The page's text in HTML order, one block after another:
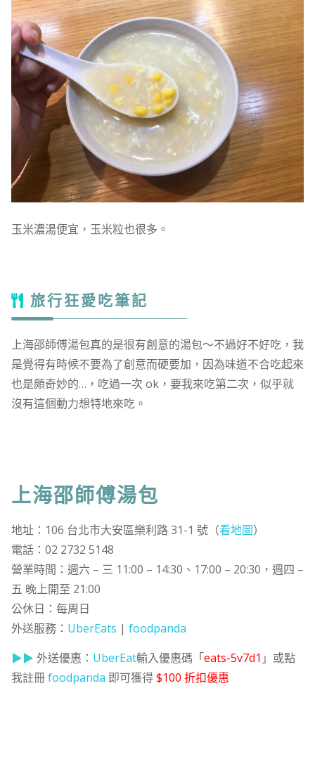
玉米濃湯便宜，玉米粒也很多。
旅行狂愛吃筆記
上海邵師傅湯包真的是很有創意的湯包～不過好不好吃，我
是覺得有時候不要為了創意而硬要加，因為味道不合吃起來
也是頗奇妙的…，吃過一次 ok，要我來吃第二次，似乎就
沒有這個動力想特地來吃。
上海邵師傅湯包
地址：106 台北市大安區樂利路 31-1 號（看地圖）
電話：02 2732 5148
營業時間：週六 – 三 11:00 – 14:30、17:00 – 20:30，週四 –
五 晚上開至 21:00
公休日：每周日
外送服務： UberEats | foodpanda
▶▶ 外送優惠： UberEat輸入優惠碼「eats-5v7d1 」或點
我註冊foodpanda 即可獲得$100 折扣優惠